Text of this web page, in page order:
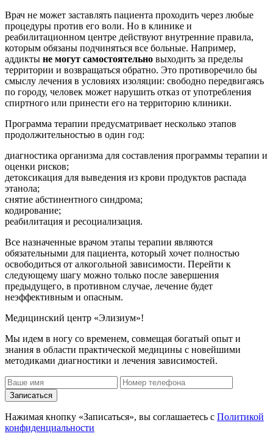
Врач не может заставлять пациента проходить через любые
процедуры против его воли. Но в клинике и
реабилитационном центре действуют внутренние правила,
которым обязаны подчиняться все больные. Например,
аддикты не могут самостоятельно выходить за пределы
территории и возвращаться обратно. Это противоречило бы
смыслу лечения в условиях изоляции: свободно передвигаясь
по городу, человек может нарушить отказ от употребления
спиртного или принести его на территорию клиники.
Программа терапии предусматривает несколько этапов
продолжительностью в один год:
диагностика организма для составления программы терапии и
оценки рисков;
детоксикация для выведения из крови продуктов распада
этанола;
снятие абстинентного синдрома;
кодирование;
реабилитация и ресоциализация.
Все назначенные врачом этапы терапии являются
обязательными для пациента, который хочет полностью
освободиться от алкогольной зависимости. Перейти к
следующему шагу можно только после завершения
предыдущего, в противном случае, лечение будет
неэффективным и опасным.
Медицинский центр «Элизиум»!
Мы идем в ногу со временем, совмещая богатый опыт и
знания в области практической медицины с новейшими
методиками диагностики и лечения зависимостей.
Записаться
Нажимая кнопку «Записаться», вы соглашаетесь с Политикой
конфиденциальности